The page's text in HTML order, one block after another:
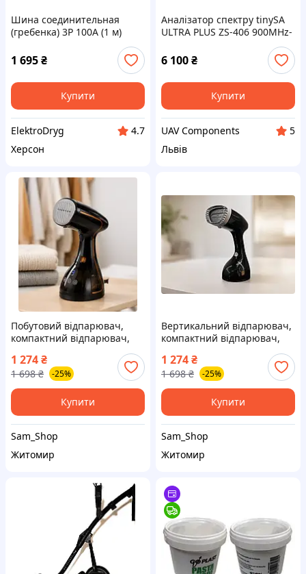
Шина соединительная
(гребенка) 3P 100A (1 м)
1 695₴
Купити
ElektroDryg
4.7
Херсон
Аналізатор спектру tinySA
ULTRA PLUS ZS-406 900MHz-
6 100₴
Купити
UAV Components
5
Львів
Побутовий відпарювач,
компактний відпарювач,
1 274₴
1 698 ₴ -25%
Купити
Sam_Shop
Житомир
Вертикальний відпарювач,
компактний відпарювач,
1 274₴
1 698 ₴ -25%
Купити
Sam_Shop
Житомир